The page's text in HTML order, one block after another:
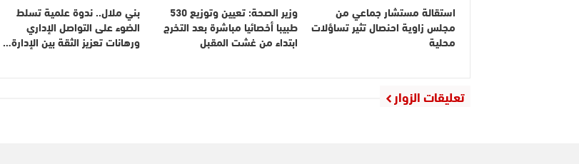
استقالة مستشار جماعي من
مجلس زاوية احنصال تثير تساؤلات
محلية
وزير الصحة: تعيين وتوزيع 530
طبيبا أخصائيا مباشرة بعد التخرج
ابتداء من غشت المقبل
بني ملال.. ندوة علمية تسلط
الضوء على التواصل الإداري
ورهانات تعزيز الثقة بين الإدارة…
تعليقات الزوار